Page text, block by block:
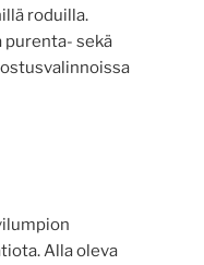
roduilla.
purenta- sekä
Alla oleva